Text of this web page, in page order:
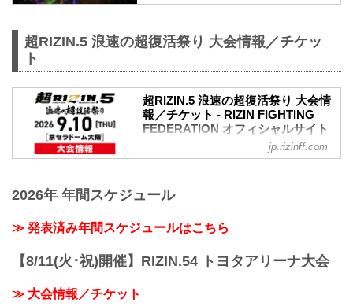
確保のみで、...
超RIZIN.5 浪速の超復活祭り 大会情報／チケッ
ト
超RIZIN.5 浪速の超復活祭り 大会情
報／チケット - RIZIN FIGHTING
FEDERATION オフィシャルサイト
超RIZIN.5 浪速の超復活祭り大会概要
※開場・開始時間は決定次第RIZIN FFオ
会場
京セラドーム大阪
興奮と感動のスタジアム京セラドーム大
jp.rizinff.com
2026年 年間スケジュール
≫ 発表済み年間スケジュールはこちら
【8/11(火･祝)開催】RIZIN.54 トヨタアリーナ大会
≫ 大会情報／チケット